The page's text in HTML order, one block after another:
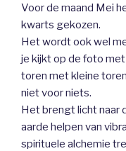
Voor de maand Mei
kwarts gekozen.
Het wordt ook wel
je kijkt op de foto
toren met kleine
niet voor niets.
Het brengt licht naar
aarde helpen van
spirituele alchemie